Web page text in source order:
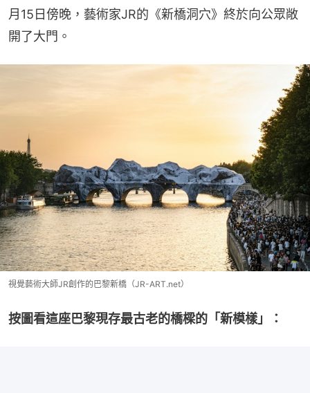
月15日傍晚，藝術家JR的《新橋洞穴》終於向公眾敞
開了大門。
視覺藝術大師JR創作的巴黎新橋（JR-ART.net）
按圖看這座巴黎現存最古老的橋樑的「新模樣」：